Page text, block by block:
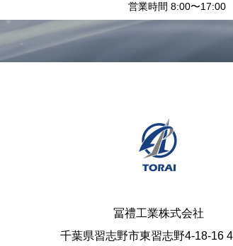
営業時間 8:00〜17:00
冨禮工業株式会社
千葉県習志野市東習志野4-18-16